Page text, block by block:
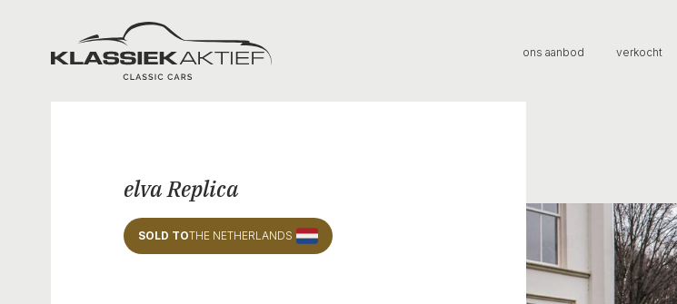
Klassiek Aktief
ons aanbod verkocht
elva Replica
SOLD TOTHE NETHERLANDS